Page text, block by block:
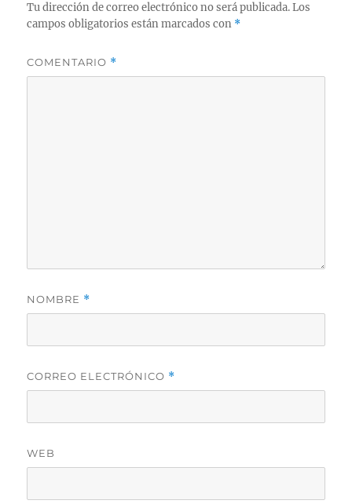
Tu dirección de correo electrónico no será publicada. Los
campos obligatorios están marcados con *
COMENTARIO *
NOMBRE *
CORREO ELECTRÓNICO *
WEB